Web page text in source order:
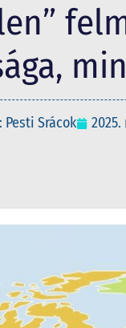
Pesti Srácok 2025.